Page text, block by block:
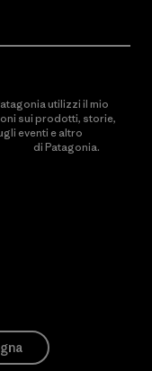
utilizzi il mio
sui prodotti, storie,
eventi e altro
di Patagonia.